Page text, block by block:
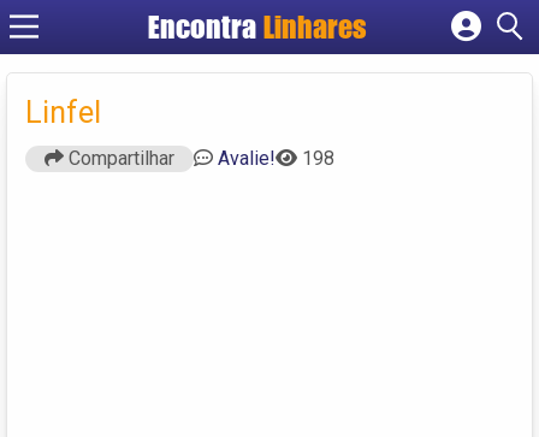
EncontraLinhares
Cadastrar empresa
Linfel
Compartilhar Avalie! 198